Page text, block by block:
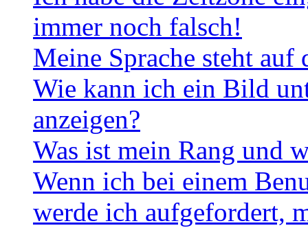
immer noch falsch!
Meine Sprache steht
Wie kann ich ein Bild
anzeigen?
Was ist mein Rang und
Wenn ich bei einem
werde ich aufgefordert,